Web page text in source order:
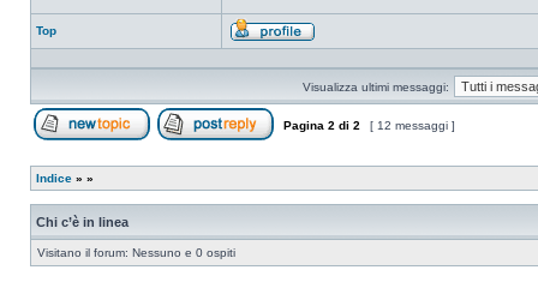
Top
Profilo
Visualizza ultimi messaggi:
Pagina 2 di 2 [ 12 messaggi ]
Indice » »
Chi c’è in linea
Visitano il forum: Nessuno e 0 ospiti